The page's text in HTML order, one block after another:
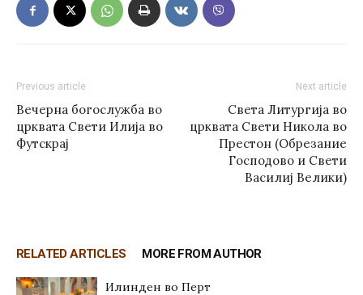
Previous article
Вечерна богослужба во
црквата Свети Илија во
Футскрај
Next article
Света Литургија во
црквата Свети Никола во
Престон (Обрезание
Господово и Свети
Василиј Велики)
RELATED ARTICLES MORE FROM AUTHOR
Илинден во Перт